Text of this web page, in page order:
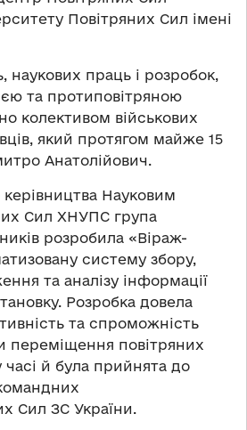
Повітряних Сил імені
наукових праць і розробок,
та протиповітряною
колективом військових
який протягом майже 15
Анатолійович.
керівництва Науковим
Сил ХНУПС група
розробила «Віраж-
систему збору,
та аналізу інформації
Розробка довела
та спроможність
переміщення повітряних
часі й була прийнята до
Сил ЗС України.